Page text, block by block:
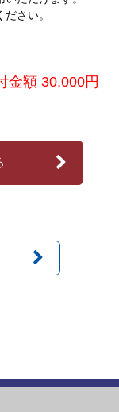
さい。
金額 30,000円